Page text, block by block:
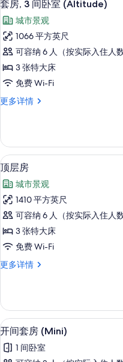
示
套
房,
3
间
卧
室
所
有
照
片
套房, 3 间卧室 (Altitude)
城市景观
1066 平方英尺
可容纳 6 人（按实际入住人数
3 张特大床
免费 Wi-Fi
更多详情
套
卧
室
(Altitude)
更
多
信
息
显
示
顶
层
房
的
有
片
10
顶层房
城市景观
1410 平方英尺
可容纳 6 人（按实际入住人数
3 张特大床
免费 Wi-Fi
更多详情
顶
多
信
息
显
示
开
6
开间套房 (Mini)
1 间卧室